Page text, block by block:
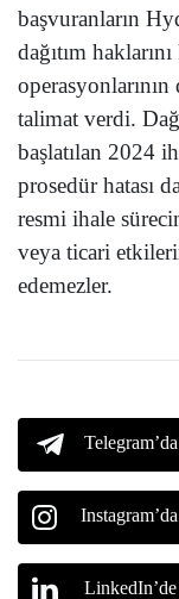
başvuranların
dağıtım
operasyonlarının
talimat verdi.
başlatılan 2024
prosedür hatası
resmi ihale
veya ticari
edemezler.